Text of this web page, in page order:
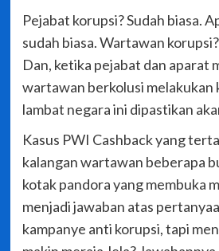
Pejabat korupsi? Sudah biasa.
sudah biasa. Wartawan
Dan, ketika pejabat dan aparat
wartawan berkolusi melakukan
lambat negara ini dipastikan
Kasus PWI Cashback yang
kalangan wartawan beberapa
kotak pandora yang membuka
menjadi jawaban atas
kampanye anti korupsi, tapi